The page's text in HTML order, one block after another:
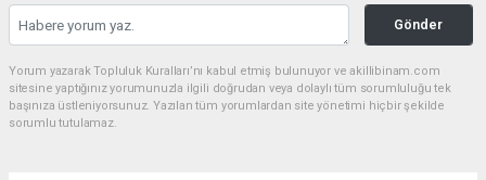
Gönder
Yorum yazarak Topluluk Kuralları’nı kabul etmiş bulunuyor ve akillibinam.com
sitesine yaptığınız yorumunuzla ilgili doğrudan veya dolaylı tüm sorumluluğu tek
başınıza üstleniyorsunuz. Yazılan tüm yorumlardan site yönetimi hiçbir şekilde
sorumlu tutulamaz.